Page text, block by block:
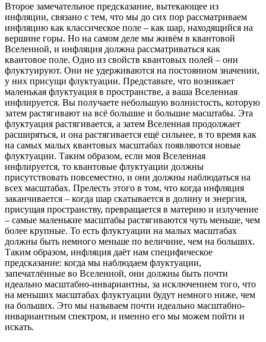
Второе замечательное предсказание, вытекающее из
инфляции, связано с тем, что мы до сих пор рассматриваем
инфляцию как классическое поле – как шар, находящийся на
вершине горы. Но на самом деле мы живём в квантовой
Вселенной, и инфляция должна рассматриваться как
квантовое поле. Одно из свойств квантовых полей – они
флуктуируют. Они не удерживаются на постоянном значении,
у них присущи флуктуации. Представьте, что возникает
маленькая флуктуация в пространстве, а ваша Вселенная
инфлируется. Вы получаете небольшую волнистость, которую
затем растягивают на всё большие и большие масштабы. Эта
флуктуация растягивается, а затем Вселенная продолжает
расширяться, и она растягивается ещё сильнее, в то время как
на самых малых квантовых масштабах появляются новые
флуктуации. Таким образом, если моя Вселенная
инфлируется, то квантовые флуктуации должны
присутствовать повсеместно, и они должны наблюдаться на
всех масштабах. Прелесть этого в том, что когда инфляция
заканчивается – когда шар скатывается в долину и энергия,
присущая пространству, превращается в материю и излучение
– самые маленькие масштабы растягиваются чуть меньше, чем
более крупные. То есть флуктуации на малых масштабах
должны быть немного меньше по величине, чем на больших.
Таким образом, инфляция даёт нам специфическое
предсказание: когда мы наблюдаем флуктуации,
запечатлённые во Вселенной, они должны быть почти
идеально масштабно-инвариантны, за исключением того, что
на меньших масштабах флуктуации будут немного ниже, чем
на больших. Это мы называем почти идеально масштабно-
инвариантным спектром, и именно его мы можем пойти и
искать.